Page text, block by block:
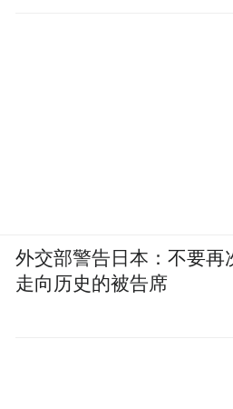
外交部警告日本：不要再
走向历史的被告席